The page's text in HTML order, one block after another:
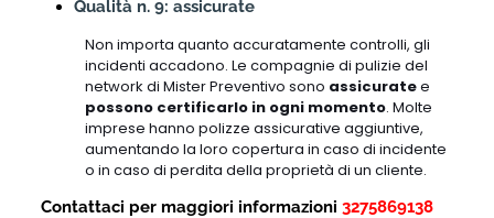
Qualità n. 9: assicurate
Non importa quanto accuratamente controlli, gli
incidenti accadono. Le compagnie di pulizie del
network di Mister Preventivo sono assicuratee
possono certificarlo in ogni momento. Molte
imprese hanno polizze assicurative aggiuntive,
aumentando la loro copertura in caso di incidente
o in caso di perdita della proprietà di un cliente.
Contattaci per maggiori informazioni 3275869138